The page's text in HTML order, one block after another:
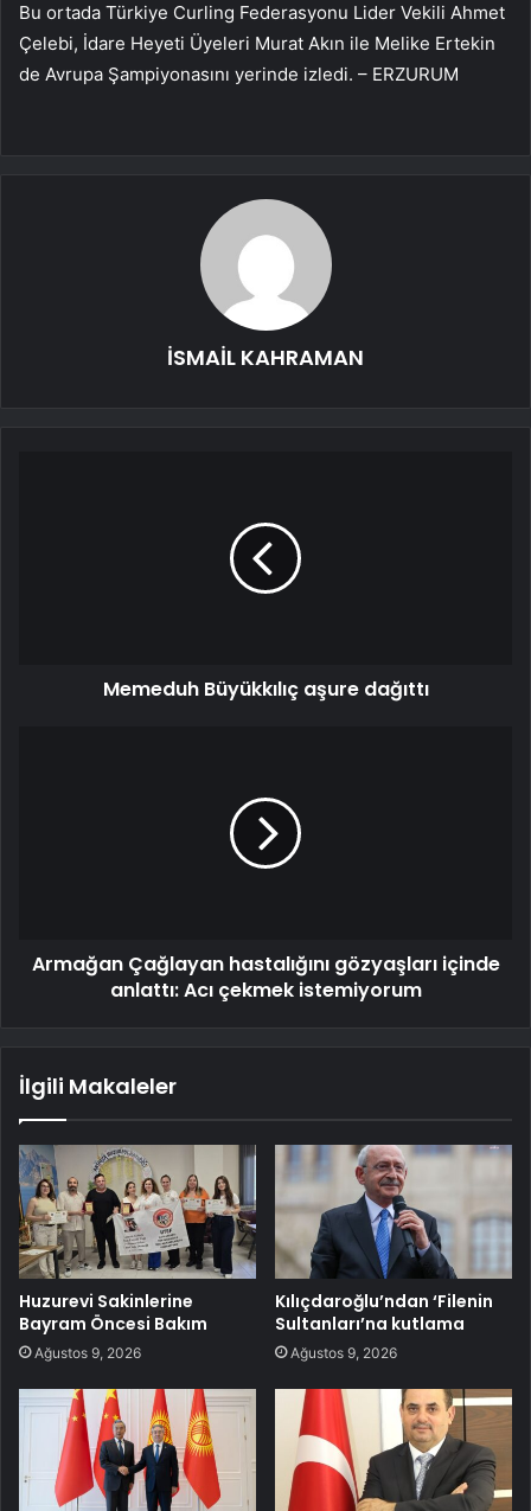
Bu ortada Türkiye Curling Federasyonu Lider Vekili Ahmet
Çelebi, İdare Heyeti Üyeleri Murat Akın ile Melike Ertekin
de Avrupa Şampiyonasını yerinde izledi. – ERZURUM
İSMAİL KAHRAMAN
Memeduh Büyükkılıç aşure dağıttı
Armağan Çağlayan hastalığını gözyaşları içinde
anlattı: Acı çekmek istemiyorum
İlgili Makaleler
Huzurevi Sakinlerine
Bayram Öncesi Bakım
Ağustos 9, 2026
Kılıçdaroğlu’ndan ‘Filenin
Sultanları’na kutlama
Ağustos 9, 2026